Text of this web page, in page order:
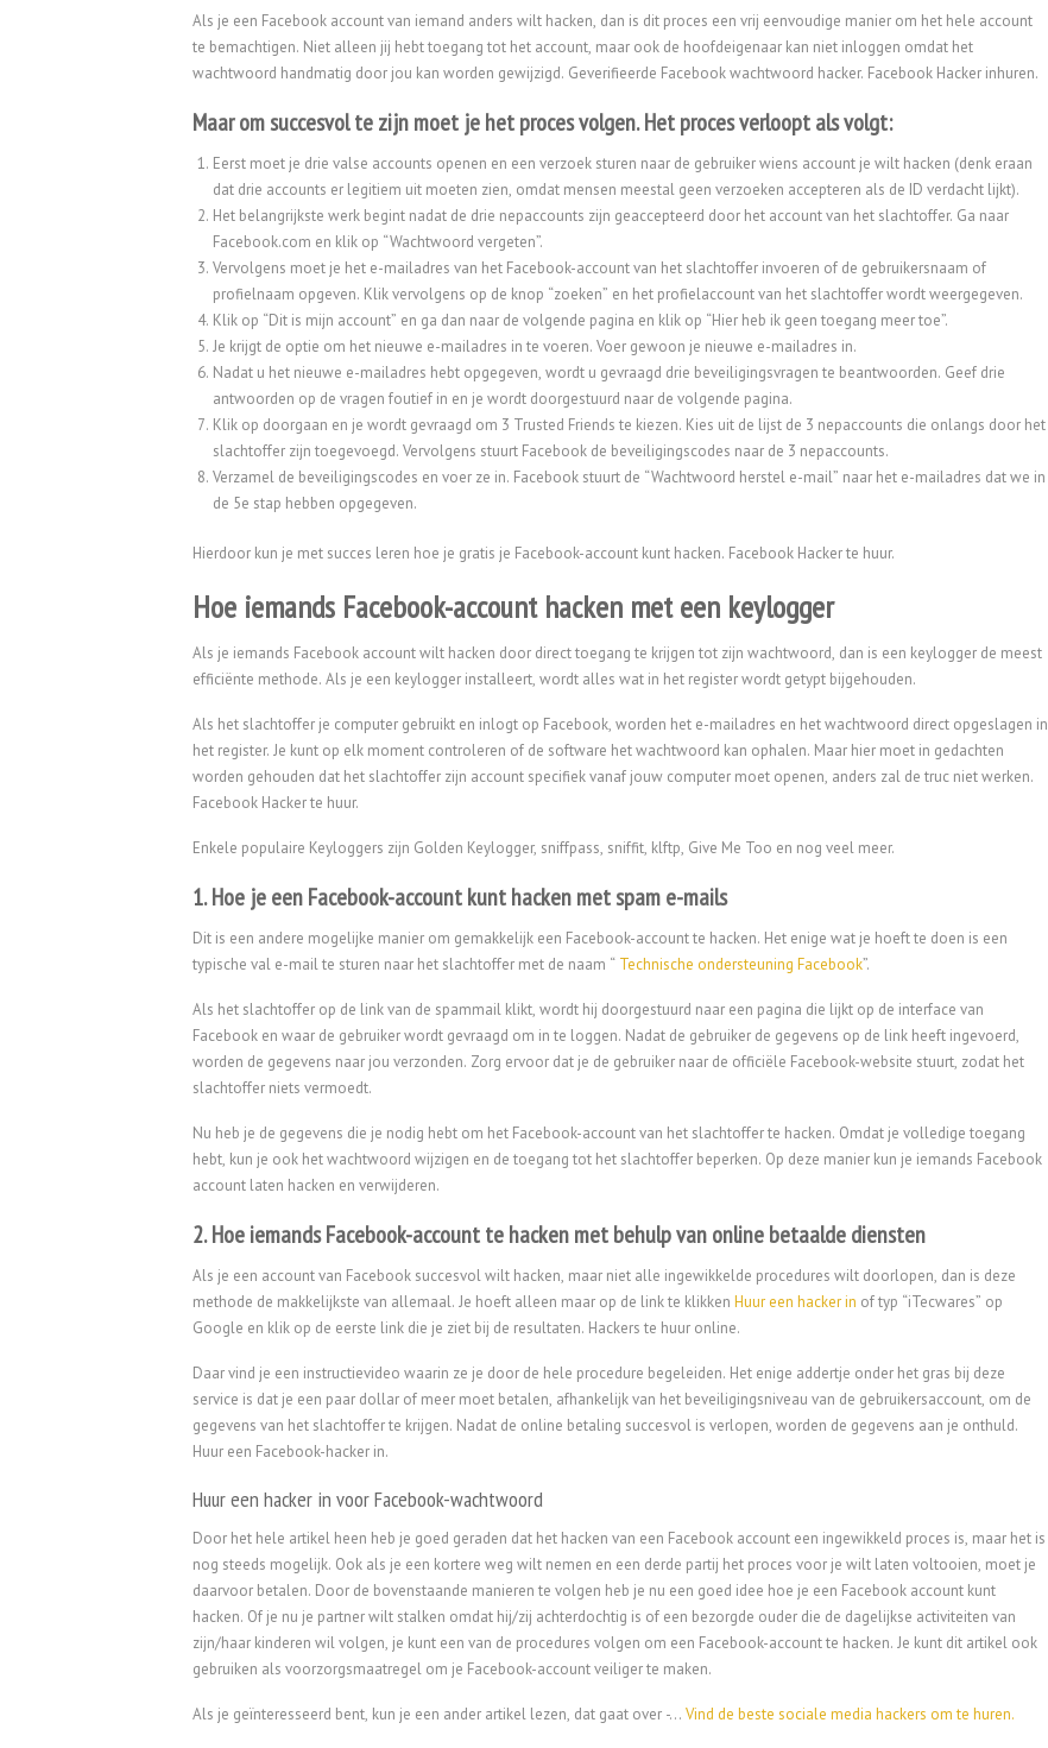
Als je een Facebook account van iemand anders wilt hacken, dan is dit proces een vrij eenvoudige manier om het hele account
te bemachtigen. Niet alleen jij hebt toegang tot het account, maar ook de hoofdeigenaar kan niet inloggen omdat het
wachtwoord handmatig door jou kan worden gewijzigd. Geverifieerde Facebook wachtwoord hacker. Facebook Hacker inhuren.
Maar om succesvol te zijn moet je het proces volgen. Het proces verloopt als volgt:
Eerst moet je drie valse accounts openen en een verzoek sturen naar de gebruiker wiens account je wilt hacken (denk eraan
dat drie accounts er legitiem uit moeten zien, omdat mensen meestal geen verzoeken accepteren als de ID verdacht lijkt).
Het belangrijkste werk begint nadat de drie nepaccounts zijn geaccepteerd door het account van het slachtoffer. Ga naar
Facebook.com en klik op “Wachtwoord vergeten”.
Vervolgens moet je het e-mailadres van het Facebook-account van het slachtoffer invoeren of de gebruikersnaam of
profielnaam opgeven. Klik vervolgens op de knop “zoeken” en het profielaccount van het slachtoffer wordt weergegeven.
Klik op “Dit is mijn account” en ga dan naar de volgende pagina en klik op “Hier heb ik geen toegang meer toe”.
Je krijgt de optie om het nieuwe e-mailadres in te voeren. Voer gewoon je nieuwe e-mailadres in.
Nadat u het nieuwe e-mailadres hebt opgegeven, wordt u gevraagd drie beveiligingsvragen te beantwoorden. Geef drie
antwoorden op de vragen foutief in en je wordt doorgestuurd naar de volgende pagina.
Klik op doorgaan en je wordt gevraagd om 3 Trusted Friends te kiezen. Kies uit de lijst de 3 nepaccounts die onlangs door het
slachtoffer zijn toegevoegd. Vervolgens stuurt Facebook de beveiligingscodes naar de 3 nepaccounts.
Verzamel de beveiligingscodes en voer ze in. Facebook stuurt de “Wachtwoord herstel e-mail” naar het e-mailadres dat we in
de 5e stap hebben opgegeven.
Hierdoor kun je met succes leren hoe je gratis je Facebook-account kunt hacken. Facebook Hacker te huur.
Hoe iemands Facebook-account hacken met een keylogger
Als je iemands Facebook account wilt hacken door direct toegang te krijgen tot zijn wachtwoord, dan is een keylogger de meest
efficiënte methode. Als je een keylogger installeert, wordt alles wat in het register wordt getypt bijgehouden.
Als het slachtoffer je computer gebruikt en inlogt op Facebook, worden het e-mailadres en het wachtwoord direct opgeslagen in
het register. Je kunt op elk moment controleren of de software het wachtwoord kan ophalen. Maar hier moet in gedachten
worden gehouden dat het slachtoffer zijn account specifiek vanaf jouw computer moet openen, anders zal de truc niet werken.
Facebook Hacker te huur.
Enkele populaire Keyloggers zijn Golden Keylogger, sniffpass, sniffit, klftp, Give Me Too en nog veel meer.
1. Hoe je een Facebook-account kunt hacken met spam e-mails
Dit is een andere mogelijke manier om gemakkelijk een Facebook-account te hacken. Het enige wat je hoeft te doen is een
typische val e-mail te sturen naar het slachtoffer met de naam “ Technische ondersteuning Facebook”.
Als het slachtoffer op de link van de spammail klikt, wordt hij doorgestuurd naar een pagina die lijkt op de interface van
Facebook en waar de gebruiker wordt gevraagd om in te loggen. Nadat de gebruiker de gegevens op de link heeft ingevoerd,
worden de gegevens naar jou verzonden. Zorg ervoor dat je de gebruiker naar de officiële Facebook-website stuurt, zodat het
slachtoffer niets vermoedt.
Nu heb je de gegevens die je nodig hebt om het Facebook-account van het slachtoffer te hacken. Omdat je volledige toegang
hebt, kun je ook het wachtwoord wijzigen en de toegang tot het slachtoffer beperken. Op deze manier kun je iemands Facebook
account laten hacken en verwijderen.
2. Hoe iemands Facebook-account te hacken met behulp van online betaalde diensten
Als je een account van Facebook succesvol wilt hacken, maar niet alle ingewikkelde procedures wilt doorlopen, dan is deze
methode de makkelijkste van allemaal. Je hoeft alleen maar op de link te klikken Huur een hacker in of typ “iTecwares” op
Google en klik op de eerste link die je ziet bij de resultaten. Hackers te huur online.
Daar vind je een instructievideo waarin ze je door de hele procedure begeleiden. Het enige addertje onder het gras bij deze
service is dat je een paar dollar of meer moet betalen, afhankelijk van het beveiligingsniveau van de gebruikersaccount, om de
gegevens van het slachtoffer te krijgen. Nadat de online betaling succesvol is verlopen, worden de gegevens aan je onthuld.
Huur een Facebook-hacker in.
Huur een hacker in voor Facebook-wachtwoord
Door het hele artikel heen heb je goed geraden dat het hacken van een Facebook account een ingewikkeld proces is, maar het is
nog steeds mogelijk. Ook als je een kortere weg wilt nemen en een derde partij het proces voor je wilt laten voltooien, moet je
daarvoor betalen. Door de bovenstaande manieren te volgen heb je nu een goed idee hoe je een Facebook account kunt
hacken. Of je nu je partner wilt stalken omdat hij/zij achterdochtig is of een bezorgde ouder die de dagelijkse activiteiten van
zijn/haar kinderen wil volgen, je kunt een van de procedures volgen om een Facebook-account te hacken. Je kunt dit artikel ook
gebruiken als voorzorgsmaatregel om je Facebook-account veiliger te maken.
Als je geïnteresseerd bent, kun je een ander artikel lezen, dat gaat over -... Vind de beste sociale media hackers om te huren.